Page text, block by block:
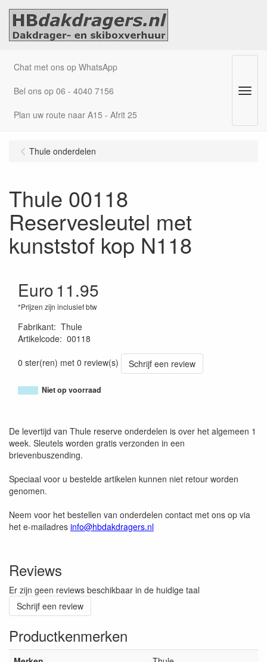
Chat met ons op WhatsApp
Bel ons op 06 - 4040 7156
Plan uw route naar A15 - Afrit 25
Menu
Thule onderdelen
Thule 00118
Reservesleutel met
kunststof kop N118
Euro11.95
*Prijzen zijn inclusief btw
Fabrikant: Thule
Artikelcode: 00118
0 ster(ren) met 0 review(s)
Schrijf een review
Niet op voorraad
De levertijd van Thule reserve onderdelen is over het algemeen 1
week. Sleutels worden gratis verzonden in een
brievenbuszending.
Speciaal voor u bestelde artikelen kunnen niet retour worden
genomen.
Neem voor het bestellen van onderdelen contact met ons op via
het e-mailadres info@hbdakdragers.nl
Reviews
Er zijn geen reviews beschikbaar in de huidige taal
Schrijf een review
Productkenmerken